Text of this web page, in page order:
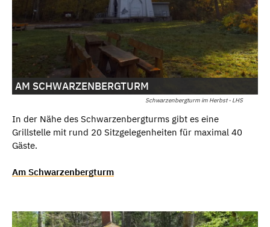
Schwarzenbergturm im Herbst - LHS
AM SCHWARZENBERGTURM
In der Nähe des Schwarzenbergturms gibt es eine
Grillstelle mit rund 20 Sitzgelegenheiten für maximal 40
Gäste.
Am Schwarzenbergturm